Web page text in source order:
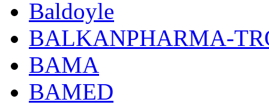
Baldoyle
BALKANPHARMA-
BAMA
BAMED